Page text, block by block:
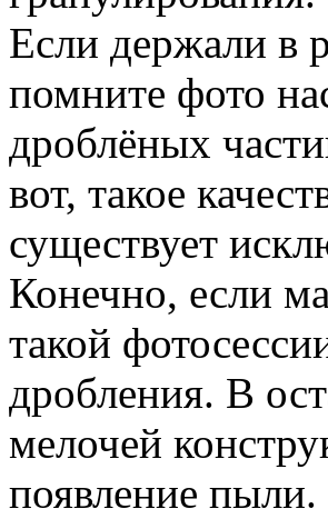
Если держали в
помните фото
дроблёных
вот, такое
существует
Конечно, если
такой
дробления. В
мелочей
появление пыли.